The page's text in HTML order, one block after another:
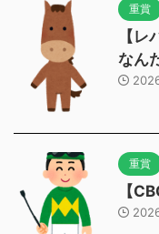
重賞
【
なん
重賞
【